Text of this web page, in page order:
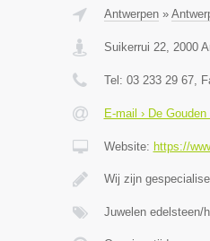
Antwerpen»
Suikerrui 22, 2000
Tel: 03 233 29 67,
E-mail › De Gouden
Website: https://
Wij zijn
Juwelen edelsteen/